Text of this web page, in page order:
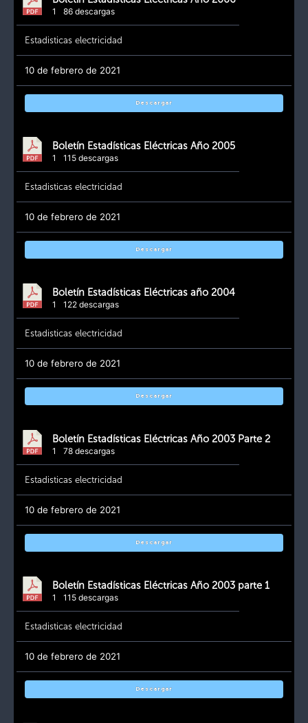
1 86 descargas
Estadisticas electricidad
10 de febrero de 2021
Descargar
Boletín Estadísticas Eléctricas Año 2005
1 115 descargas
Estadisticas electricidad
10 de febrero de 2021
Descargar
Boletín Estadísticas Eléctricas año 2004
1 122 descargas
Estadisticas electricidad
10 de febrero de 2021
Descargar
Boletín Estadísticas Eléctricas Año 2003 Parte 2
1 78 descargas
Estadisticas electricidad
10 de febrero de 2021
Descargar
Boletín Estadísticas Eléctricas Año 2003 parte 1
1 115 descargas
Estadisticas electricidad
10 de febrero de 2021
Descargar